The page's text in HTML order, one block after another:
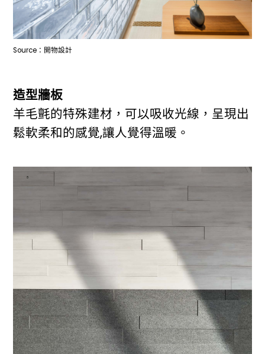
Source：開物設計
造型牆板
羊毛氈的特殊建材，可以吸收光線，呈現出
鬆軟柔和的感覺,讓人覺得溫暖。